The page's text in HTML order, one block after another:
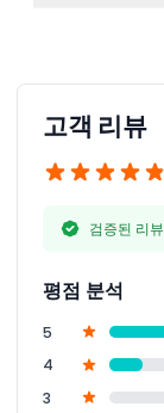
고객 리뷰
검증된 리뷰
평점 분석
5
4
3